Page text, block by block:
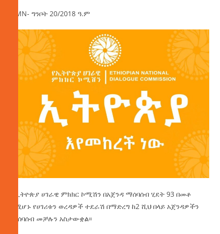
AMN- ግንቦት 20/2018 ዓ.ም
የኢትዮጵያ ሀገራዊ ምክክር ኮሚሽን በአጀንዳ ማሰባሰብ ሂደት 93 በመቶ
የሚሆኑ የሀገሪቱን ወረዳዎች ተደራሽ በማድረግ ከ2 ሺህ በላይ አጀንዳዎችን
ማሰባሰብ መቻሉን አስታውቋል፡፡